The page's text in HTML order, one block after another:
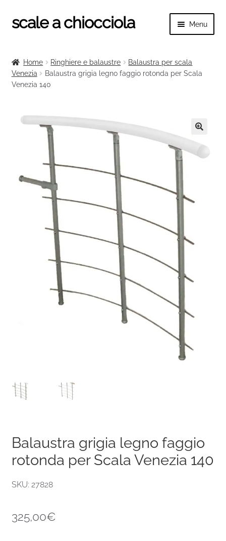
Vai
alla
Vai
al
scale a chiocciola Menu
menu
Tutte le scale
menu
Ringhiere e balaustre
Home Ringhiere e balaustre
Balaustra per scala
Venezia
Balaustra grigia legno faggio rotonda per Scala
Venezia 140
🔍
Balaustra grigia legno faggio
rotonda per Scala Venezia 140
SKU: 27828
325,00€